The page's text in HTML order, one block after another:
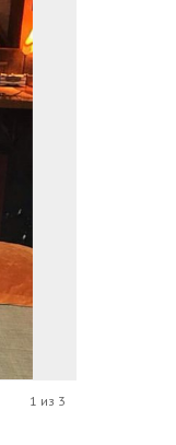
1 из 3